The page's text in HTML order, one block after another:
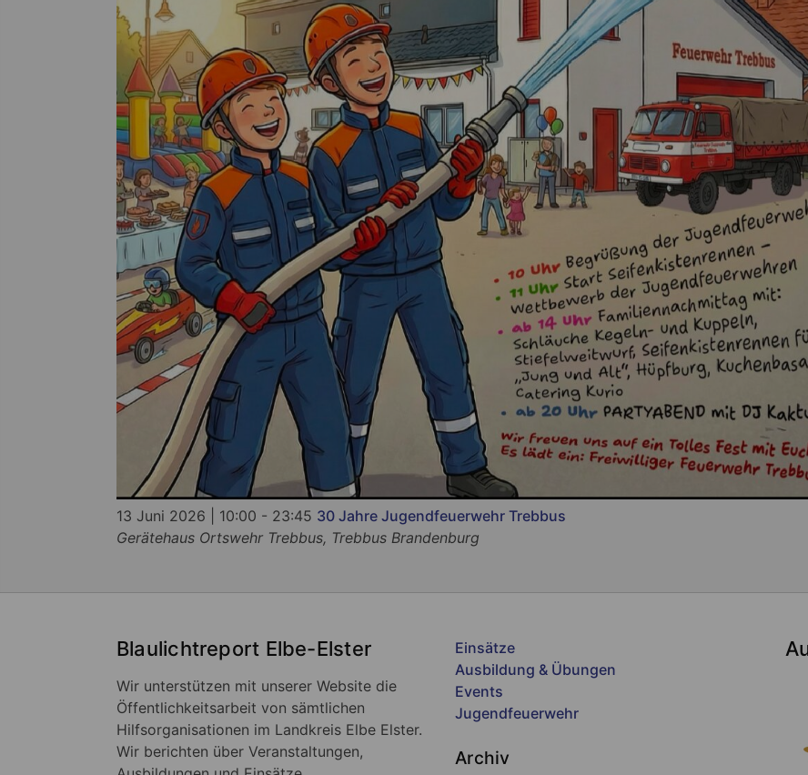
13 Juni 2026 | 10:00 - 23:45 30 Jahre Jugendfeuerwehr Trebbus
Gerätehaus Ortswehr Trebbus, Trebbus Brandenburg
Blaulichtreport Elbe-Elster
Wir unterstützen mit unserer Website die
Öffentlichkeitsarbeit von sämtlichen
Hilfsorganisationen im Landkreis Elbe Elster.
Wir berichten über Veranstaltungen,
Einsätze
Ausbildung & Übungen
Events
Jugendfeuerwehr
Archiv